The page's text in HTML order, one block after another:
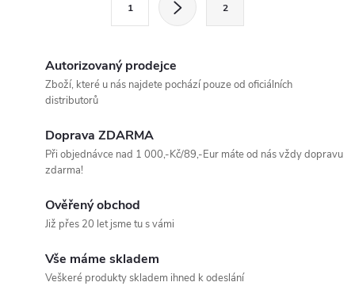
1 2
Autorizovaný prodejce
Zboží, které u nás najdete pochází pouze od oficiálních
distributorů
Doprava ZDARMA
Při objednávce nad 1 000,-Kč/89,-Eur máte od nás vždy dopravu
zdarma!
Ověřený obchod
Již přes 20 let jsme tu s vámi
Vše máme skladem
Veškeré produkty skladem ihned k odeslání